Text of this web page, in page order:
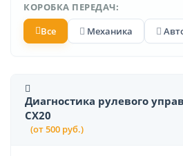
КОРОБКА ПЕРЕДАЧ:
Все
Механика
Диагностика рулевого
CX20
(от 500 руб.)